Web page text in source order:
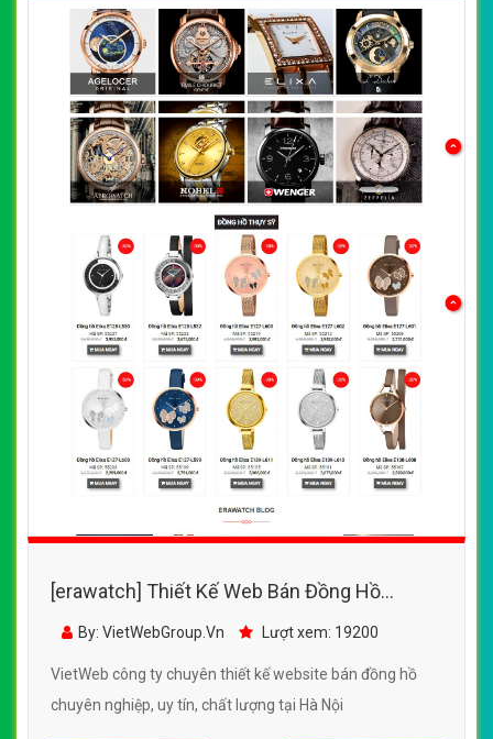
[erawatch] Thiết Kế Web Bán Đồng Hồ
EraWatch đẹp, chuyên nghiệp chuẩn SEO
By: VietWebGroup.Vn Lượt xem: 19200
VietWeb công ty chuyên thiết kế website bán đồng hồ
chuyên nghiệp, uy tín, chất lượng tại Hà Nội